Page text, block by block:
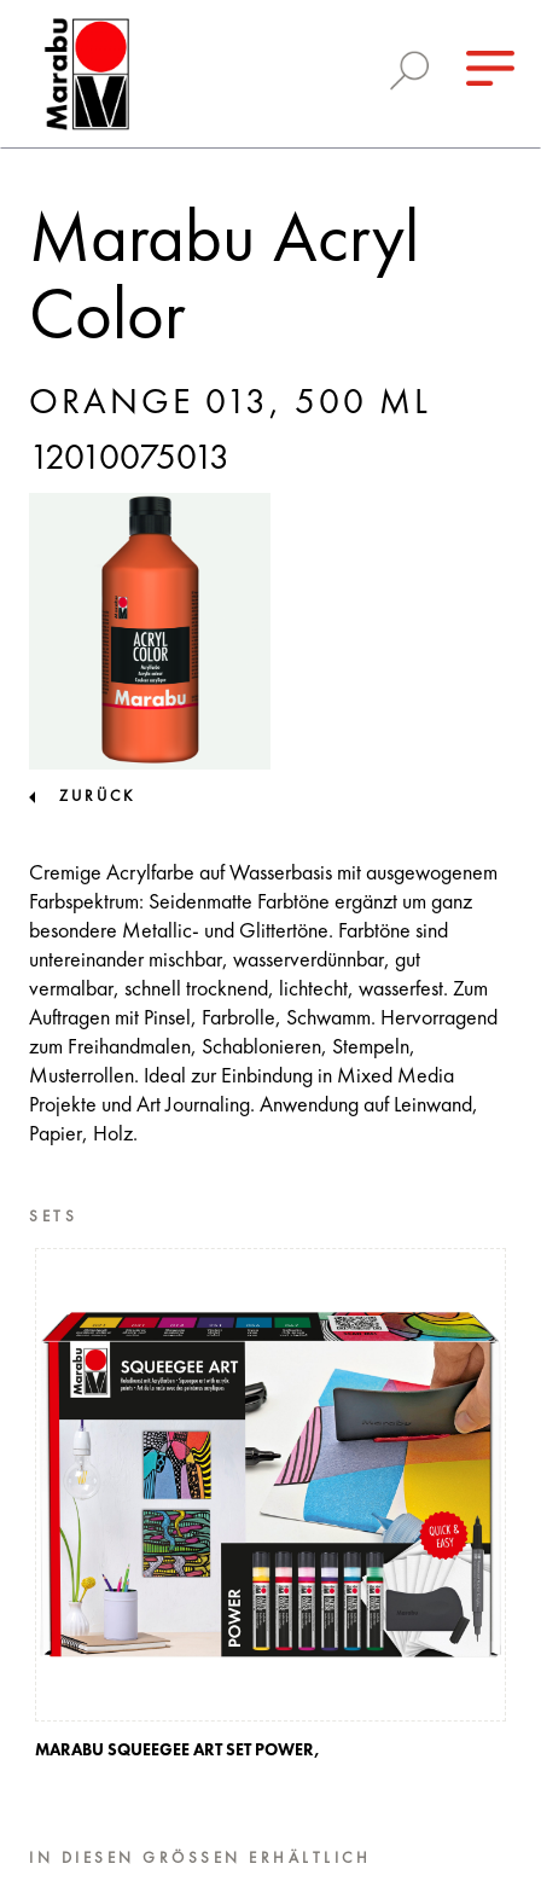
Marabu Acryl
Color
ORANGE 013, 500 ML
12010075013
ZURÜCK
Cremige Acrylfarbe auf Wasserbasis mit ausgewogenem
Farbspektrum: Seidenmatte Farbtöne ergänzt um ganz
besondere Metallic- und Glittertöne. Farbtöne sind
untereinander mischbar, wasserverdünnbar, gut
vermalbar, schnell trocknend, lichtecht, wasserfest. Zum
Auftragen mit Pinsel, Farbrolle, Schwamm. Hervorragend
zum Freihandmalen, Schablonieren, Stempeln,
Musterrollen. Ideal zur Einbindung in Mixed Media
Projekte und Art Journaling. Anwendung auf Leinwand,
Papier, Holz.
SETS
MARABU SQUEEGEE ART SET POWER,
IN DIESEN GRÖSSEN ERHÄLTLICH